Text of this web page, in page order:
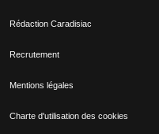
Rédaction Caradisiac
Recrutement
Mentions légales
Charte d'utilisation des cookies